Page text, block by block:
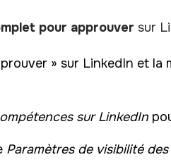
pour approuver sur
» sur LinkedIn et
sur LinkedIn
Paramètres de visibilité